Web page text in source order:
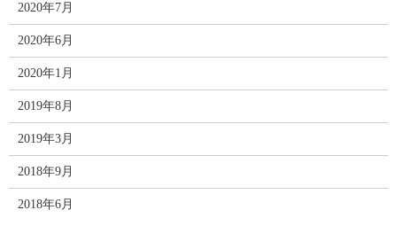
2020年7月
2020年6月
2020年1月
2019年8月
2019年3月
2018年9月
2018年6月